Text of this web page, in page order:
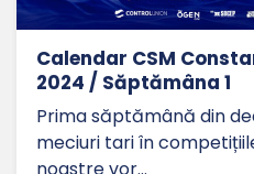
Calendar CSM
2024 / Săptămâna 1
Prima săptămână din
meciuri tari în